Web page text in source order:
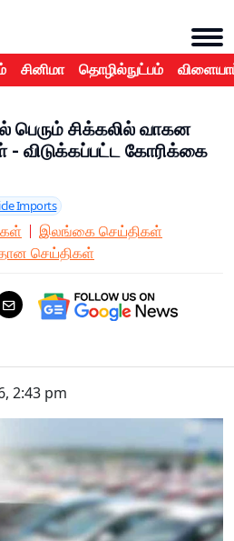
சினிமா தொழில்நுட்பம்
பெரும் சிக்கலில் வாகன
- விடுக்கப்பட்ட கோரிக்கை
Imports
இலங்கை செய்திகள்
செய்திகள்
2:43 pm